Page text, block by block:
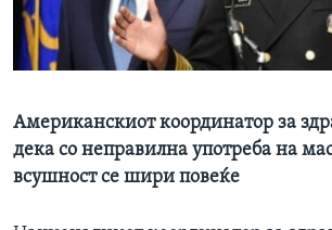
ИНТЕРВЈУА
Јазици
Американскиот координатор за
дека со неправилна употреба на
всушност се шири повеќе